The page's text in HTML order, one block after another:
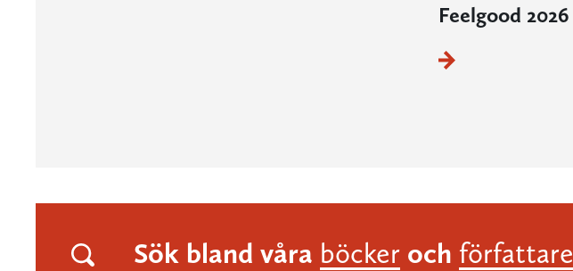
Feelgood 2026
Sök bland våra böcker och författare